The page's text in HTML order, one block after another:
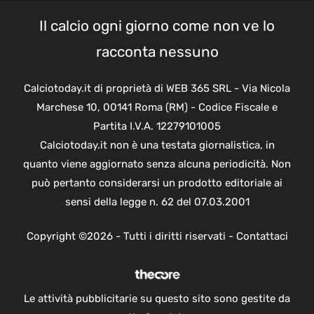
Il calcio ogni giorno come non ve lo
racconta nessuno
Calciotoday.it di proprietà di WEB 365 SRL - Via Nicola
Marchese 10, 00141 Roma (RM) - Codice Fiscale e
Partita I.V.A. 12279101005
Calciotoday.it non è una testata giornalistica, in
quanto viene aggiornato senza alcuna periodicità. Non
può pertanto considerarsi un prodotto editoriale ai
sensi della legge n. 62 del 07.03.2001
Copyright ©2026 - Tutti i diritti riservati - Contattaci
Le attività pubblicitarie su questo sito sono gestite da